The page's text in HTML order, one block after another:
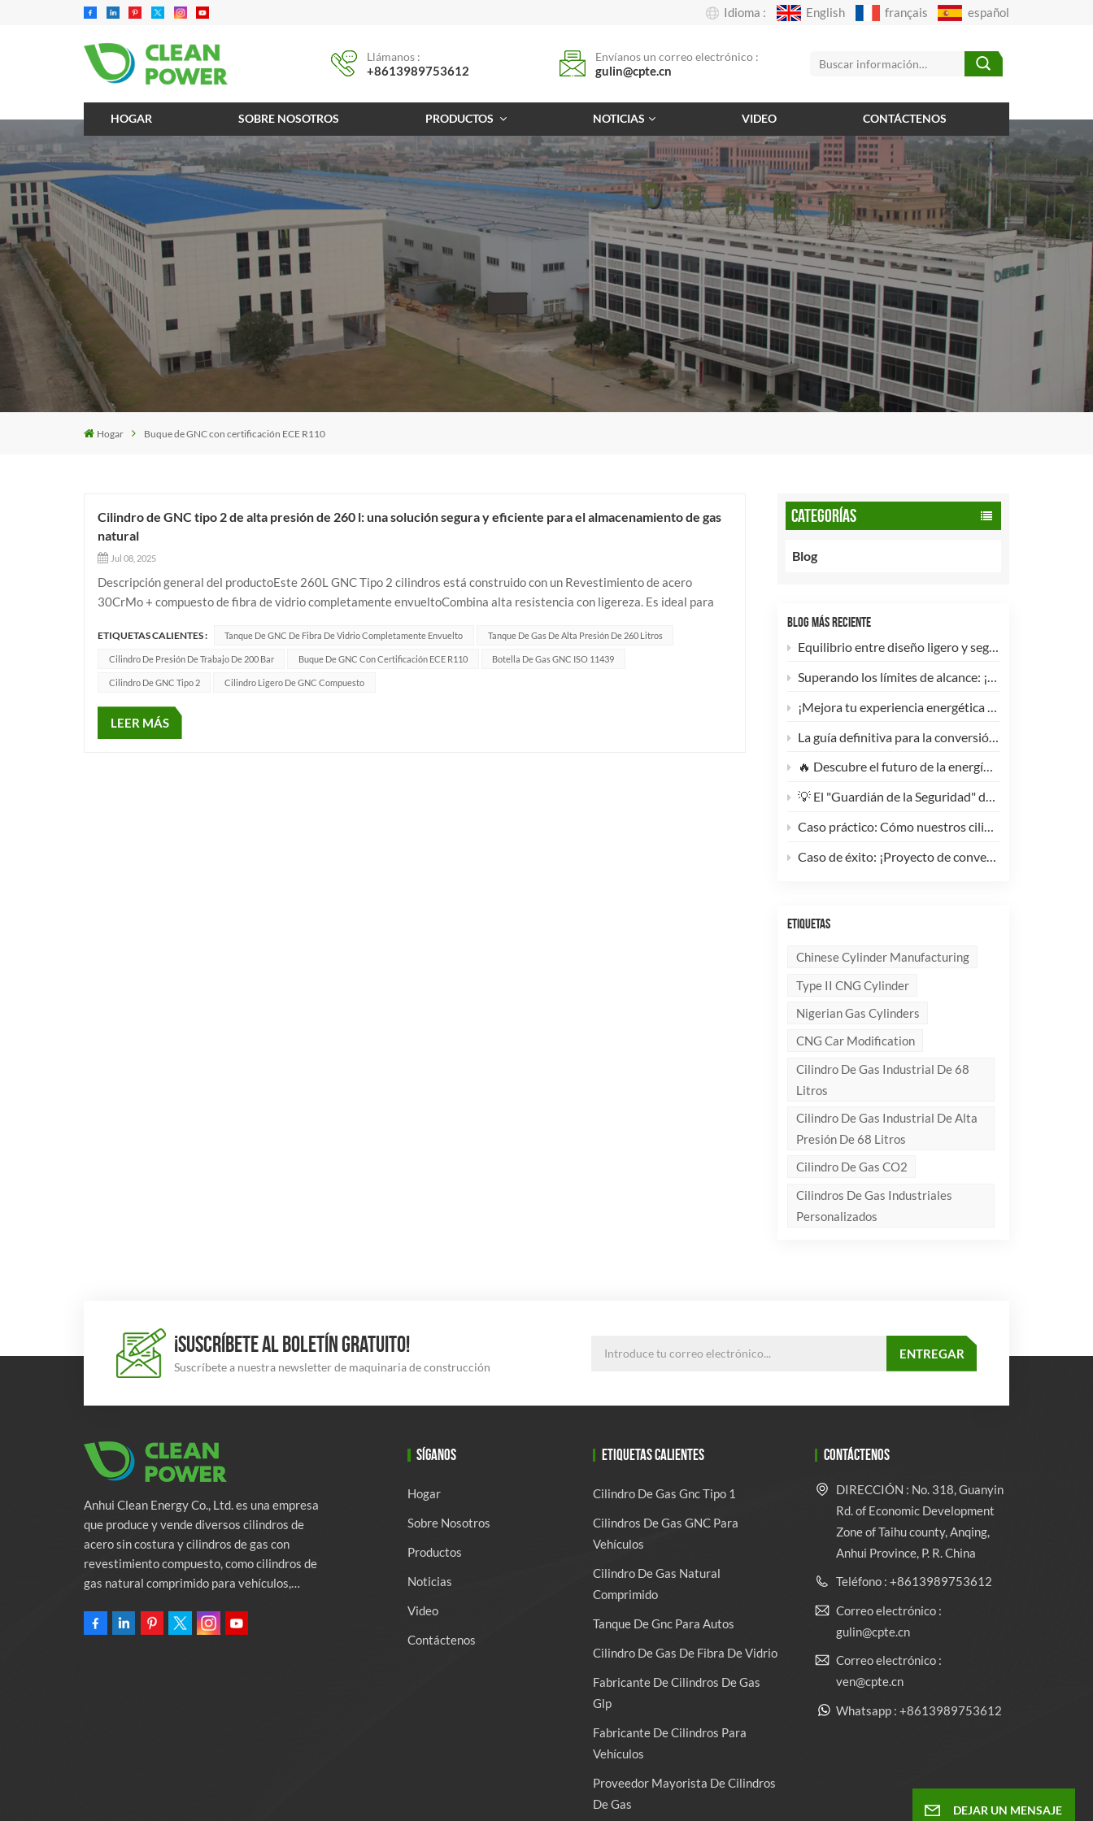
Idioma : English français español
Llámanos :
+8613989753612
Envíanos un correo electrónico :
gulin@cpte.cn
HOGAR SOBRE NOSOTROS PRODUCTOS NOTICIAS VIDEO CONTÁCTENOS
Hogar Buque de GNC con certificación ECE R110
CATEGORÍAS
Blog
BLOG MÁS RECIENTE
Equilibrio entre diseño ligero y seguridad: cómo los cilindros de GNC tipo 2 de 90 litros potencian las flotas comerciales.
Superando los límites de alcance: ¡Los cilindros de hidrógeno para UAV tipo 4 ya están disponibles para personalización de alta eficiencia!
¡Mejora tu experiencia energética con nuestra bombona de GLP compuesta de 5 kg! 🚀✨
La guía definitiva para la conversión de camiones pesados ​​a GNC: Por qué este cilindro de GNC tipo 1 de 200 litros supone un cambio radical para la reducción de costes de la flota.
🔥 Descubre el futuro de la energía: ¡Conoce la elegante y ultraligera bombona de GLP compuesta de 10 kg!
💡 El "Guardián de la Seguridad" del Gas Industrial y la Supresión de Incendios: Un Análisis en Profundidad de los Cilindros de Gas sin Costura de Acero de Alto Rendimiento
Caso práctico: Cómo nuestros cilindros compuestos de GLP redefinen la seguridad y la imagen de marca para clientes globales.
Caso de éxito: ¡Proyecto de conversión a GNC de un generador de 100 kVA completado con éxito! 🚀
ETIQUETAS
Chinese Cylinder Manufacturing
Type II CNG Cylinder
Nigerian Gas Cylinders
CNG Car Modification
Cilindro De Gas Industrial De 68
Litros
Cilindro De Gas Industrial De Alta
Presión De 68 Litros
Cilindro De Gas CO2
Cilindros De Gas Industriales
Personalizados
Cilindro de GNC tipo 2 de alta presión de 260 l: una solución segura y eficiente para el almacenamiento de gas
natural
Jul 08, 2025
Descripción general del productoEste 260L GNC Tipo 2 cilindros está construido con un Revestimiento de acero
30CrMo + compuesto de fibra de vidrio completamente envueltoCombina alta resistencia con ligereza. Es ideal para
ETIQUETAS CALIENTES : Tanque De GNC De Fibra De Vidrio Completamente Envuelto Tanque De Gas De Alta Presión De 260 Litros
Cilindro De Presión De Trabajo De 200 Bar Buque De GNC Con Certificación ECE R110 Botella De Gas GNC ISO 11439
Cilindro De GNC Tipo 2 Cilindro Ligero De GNC Compuesto
LEER MÁS
¡SUSCRÍBETE AL BOLETÍN GRATUITO!
Suscríbete a nuestra newsletter de maquinaria de construcción
Anhui Clean Energy Co., Ltd. es una empresa
que produce y vende diversos cilindros de
acero sin costura y cilindros de gas con
revestimiento compuesto, como cilindros de
gas natural comprimido para vehículos,
incendios. La empresa se compromete a
SÍGANOS
Hogar
Sobre Nosotros
Productos
Noticias
Video
Contáctenos
ETIQUETAS CALIENTES
Cilindro De Gas Gnc Tipo 1
Cilindros De Gas GNC Para
Vehículos
Cilindro De Gas Natural
Comprimido
Tanque De Gnc Para Autos
Cilindro De Gas De Fibra De Vidrio
Fabricante De Cilindros De Gas
Glp
Fabricante De Cilindros Para
Vehículos
Proveedor Mayorista De Cilindros
De Gas
CONTÁCTENOS
DIRECCIÓN : No. 318, Guanyin
Rd. of Economic Development
Zone of Taihu county, Anqing,
Anhui Province, P. R. China
Teléfono : +8613989753612
Correo electrónico :
gulin@cpte.cn
Correo electrónico :
ven@cpte.cn
Whatsapp : +8613989753612
DEJAR UN MENSAJE